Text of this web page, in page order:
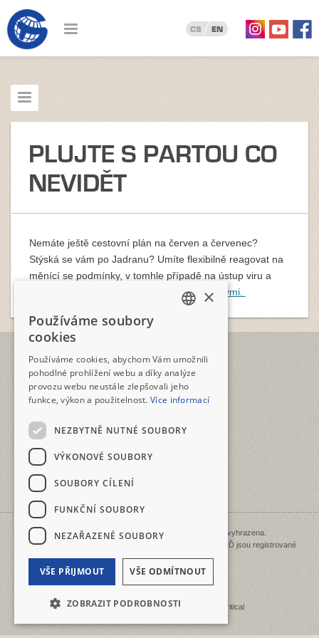
CS EN
PLUJTE S PARTOU CO
NEVIDĚT
Nemáte ještě cestovní plán na červen a červenec?
Stýská se vám po Jadranu? Umíte flexibilně reagovat na
měnící se podmínky, v tomhle případě na ústup viru a
Poplujte se svými blízkými.
TELEFON
+420 2573 12345
E-MAIL
GEOTOUR s.r.o.
118 00 Praha 1 - Malá Strana
ČESKO • CZECHIA • ČEŠKA
Copyright © 1998 - 2026 Geotour. Všechna práva vyhrazena.
GEOTOUR, KOLOLOĎ, BIKEBOAT, LODILOĎ a BĚHOLOĎ jsou registrované
ochranné známky.
Mapa stránek |Přidat k oblíbeným
Tvorba webových stránekod společnosti Critical
×
Používáme soubory
cookies
Používáme cookies, abychom Vám umožnili
pohodlné prohlížení webu a díky analýze
provozu webu neustále zlepšovali jeho
funkce, výkon a použitelnost.Více informací
NEZBYTNĚ NUTNÉ SOUBORY
VÝKONOVÉ SOUBORY
SOUBORY CÍLENÍ
FUNKČNÍ SOUBORY
NEZAŘAZENÉ SOUBORY
VŠE PŘIJMOUT VŠE ODMÍTNOUT
ZOBRAZIT PODROBNOSTI